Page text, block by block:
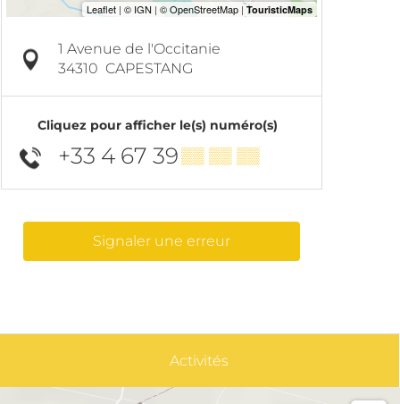
1 Avenue de l'Occitanie
34310 CAPESTANG
Cliquez pour afficher le(s) numéro(s)
+33 4 67 39▒▒ ▒▒ ▒▒
Signaler une erreur
Activités